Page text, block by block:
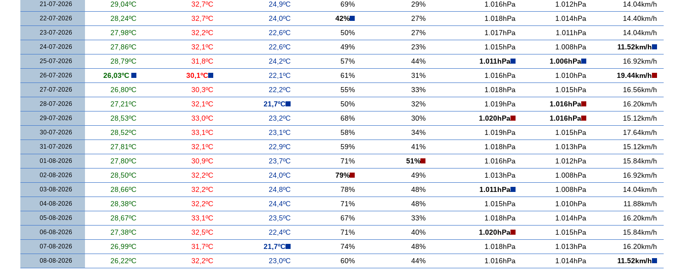
21-07-2026 29,04ºC 32,7ºC 24,9ºC 69% 29% 1.016hPa 1.012hPa 14.04km/h
22-07-2026 28,24ºC 32,7ºC 24,0ºC 42% 27% 1.018hPa 1.014hPa 14.40km/h
23-07-2026 27,98ºC 32,2ºC 22,6ºC 50% 27% 1.017hPa 1.011hPa 14.04km/h
24-07-2026 27,86ºC 32,1ºC 22,6ºC 49% 23% 1.015hPa 1.008hPa 11.52km/h
25-07-2026 28,79ºC 31,8ºC 24,2ºC 57% 44% 1.011hPa 1.006hPa 16.92km/h
26-07-2026 26,03ºC 30,1ºC 22,1ºC 61% 31% 1.016hPa 1.010hPa 19.44km/h
27-07-2026 26,80ºC 30,3ºC 22,2ºC 55% 33% 1.018hPa 1.015hPa 16.56km/h
28-07-2026 27,21ºC 32,1ºC 21,7ºC 50% 32% 1.019hPa 1.016hPa 16.20km/h
29-07-2026 28,53ºC 33,0ºC 23,2ºC 68% 30% 1.020hPa 1.016hPa 15.12km/h
30-07-2026 28,52ºC 33,1ºC 23,1ºC 58% 34% 1.019hPa 1.015hPa 17.64km/h
31-07-2026 27,81ºC 32,1ºC 22,9ºC 59% 41% 1.018hPa 1.013hPa 15.12km/h
01-08-2026 27,80ºC 30,9ºC 23,7ºC 71% 51% 1.016hPa 1.012hPa 15.84km/h
02-08-2026 28,50ºC 32,2ºC 24,0ºC 79% 49% 1.013hPa 1.008hPa 16.92km/h
03-08-2026 28,66ºC 32,2ºC 24,8ºC 78% 48% 1.011hPa 1.008hPa 14.04km/h
04-08-2026 28,38ºC 32,2ºC 24,4ºC 71% 48% 1.015hPa 1.010hPa 11.88km/h
05-08-2026 28,67ºC 33,1ºC 23,5ºC 67% 33% 1.018hPa 1.014hPa 16.20km/h
06-08-2026 27,38ºC 32,5ºC 22,4ºC 71% 40% 1.020hPa 1.015hPa 15.84km/h
07-08-2026 26,99ºC 31,7ºC 21,7ºC 74% 48% 1.018hPa 1.013hPa 16.20km/h
08-08-2026 26,22ºC 32,2ºC 23,0ºC 60% 44% 1.016hPa 1.014hPa 11.52km/h